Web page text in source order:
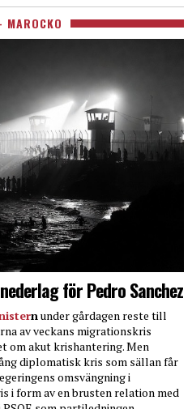
MAROCKO
för Pedro Sanchez
nunder gårdagen reste till
av veckans migrationskris
om akut krishantering. Men
diplomatisk kris som sällan får
omsvängning i
i form av en brusten relation med